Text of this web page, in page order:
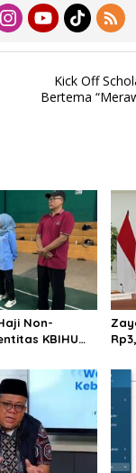
Kick Off
Bertema
Non-
KBIHU